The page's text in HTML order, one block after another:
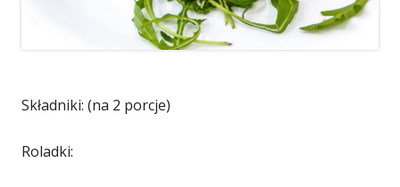
Składniki: (na 2 porcje)
Roladki: